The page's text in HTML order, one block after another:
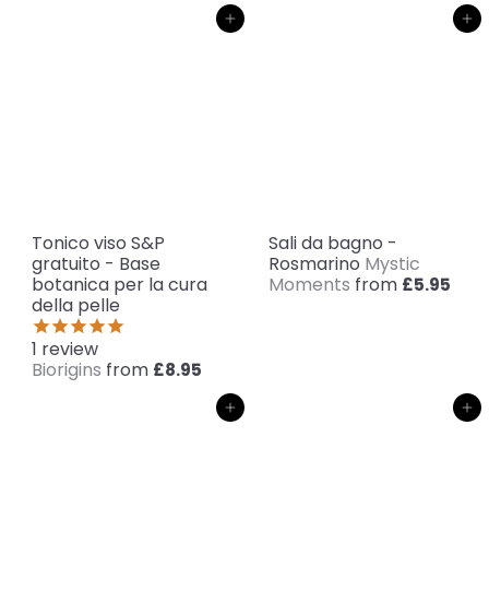
Aggiungi al carrello
Tonico viso S&P
gratuito - Base
botanica per la cura
della pelle
1 review
Biorigins from £8.95
Aggiungi al carrello
Sali da bagno -
Rosmarino Mystic
Moments from £5.95
Aggiungi al carrello Aggiungi al carrello